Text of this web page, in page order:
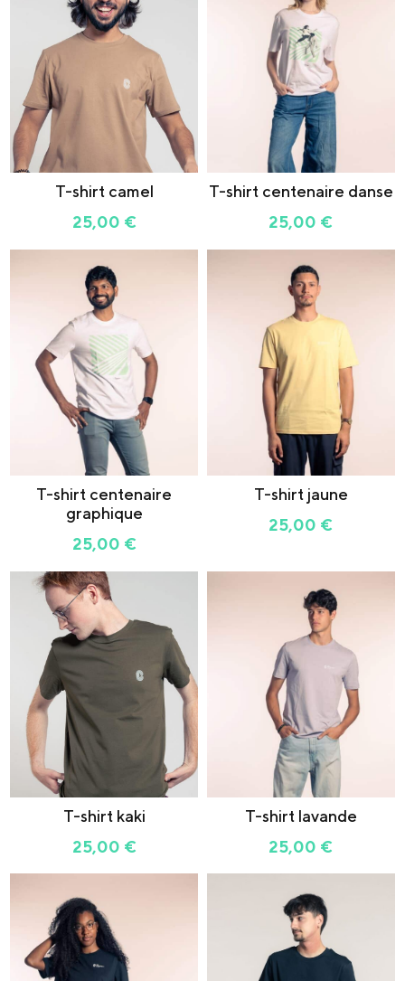
T-shirt camel
25,00 €
T-shirt centenaire danse
25,00 €
T-shirt centenaire
graphique
25,00 €
T-shirt jaune
25,00 €
T-shirt kaki
25,00 €
T-shirt lavande
25,00 €